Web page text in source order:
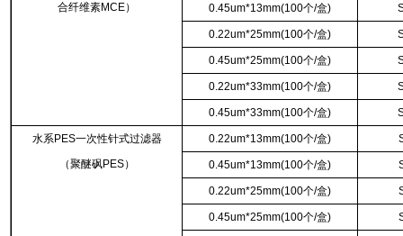
合纤维素MCE）
0.45um*13mm(100个/盒)
0.22um*25mm(100个/盒)
0.45um*25mm(100个/盒)
0.22um*33mm(100个/盒)
0.45um*33mm(100个/盒)
水系PES一次性针式过滤器
（聚醚砜PES）
0.22um*13mm(100个/盒)
0.45um*13mm(100个/盒)
0.22um*25mm(100个/盒)
0.45um*25mm(100个/盒)